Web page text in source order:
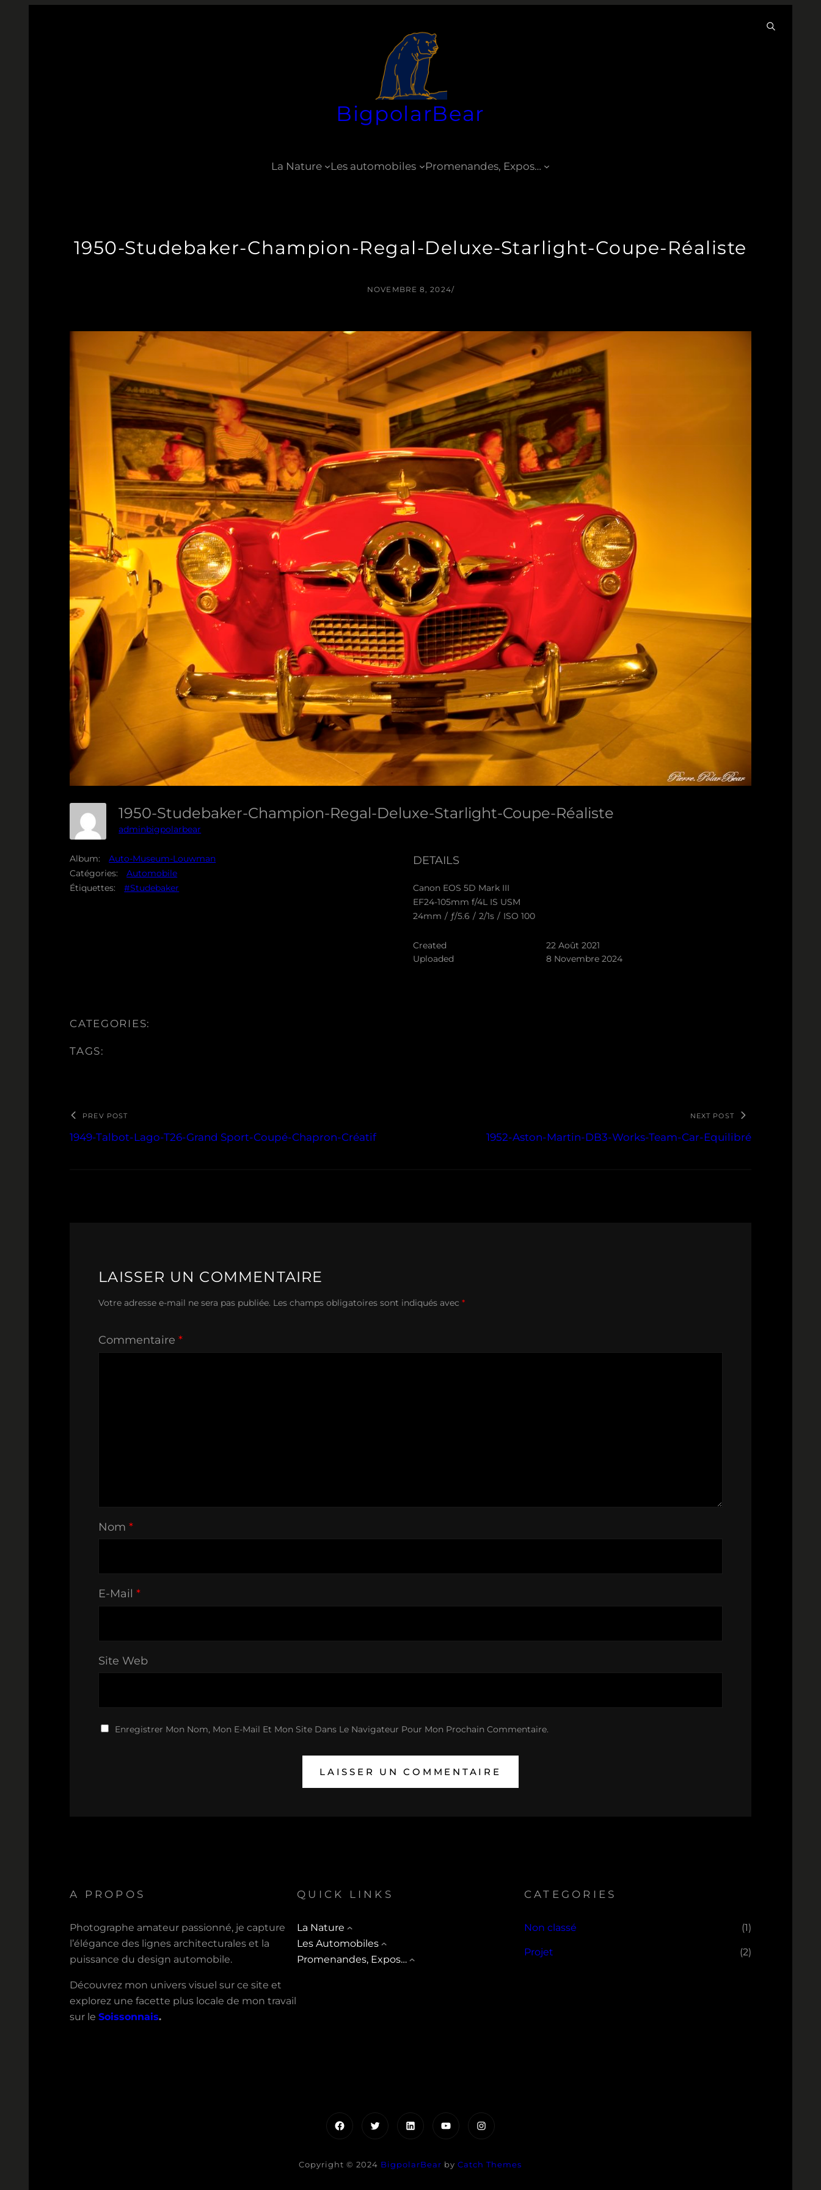
BigpolarBear
La Nature Les automobiles Promenandes, Expos…
1950-Studebaker-Champion-Regal-Deluxe-Starlight-Coupe-Réaliste
NOVEMBRE 8, 2024/
1950-Studebaker-Champion-Regal-Deluxe-Starlight-Coupe-Réaliste
adminbigpolarbear
Album:
Auto-Museum-Louwman
Catégories:
Automobile
Étiquettes:
#Studebaker
DETAILS
Canon EOS 5D Mark III
EF24-105mm f/4L IS USM
24mm / ƒ/5.6 / 2/1s / ISO 100
Created
22 Août 2021
Uploaded
8 Novembre 2024
CATEGORIES:
TAGS:
PREV POST
1949-Talbot-Lago-T26-Grand Sport-Coupé-Chapron-Créatif
NEXT POST
1952-Aston-Martin-DB3-Works-Team-Car-Equilibré
LAISSER UN COMMENTAIRE
Votre adresse e-mail ne sera pas publiée. Les champs obligatoires sont indiqués avec*
Commentaire*
Nom*
E-Mail*
Site Web
Enregistrer Mon Nom, Mon E-Mail Et Mon Site Dans Le Navigateur Pour Mon Prochain Commentaire.
A PROPOS
Photographe amateur passionné, je capture
l’élégance des lignes architecturales et la
puissance du design automobile.
Découvrez mon univers visuel sur ce site et
explorez une facette plus locale de mon travail
sur leSoissonnais.
QUICK LINKS
La Nature
Les Automobiles
Promenandes, Expos…
CATEGORIES
Non classé (1)
Projet (2)
FacebookTwitterLinkedInYouTubeInstagram
Copyright © 2024 BigpolarBear byCatch Themes